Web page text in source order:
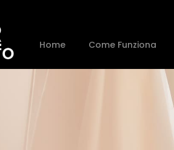
Home Come Funziona